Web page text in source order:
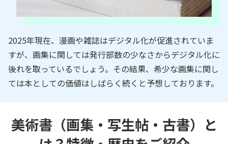
2025年現在、漫画や雑誌はデジタル化が促進されていま
すが、画集に関しては発行部数の少なさからデジタル化に
後れを取っているでしょう。その結果、希少な画集に関し
ては本としての価値はしばらく続くと予想しております。
美術書（画集・写生帖・古書）と